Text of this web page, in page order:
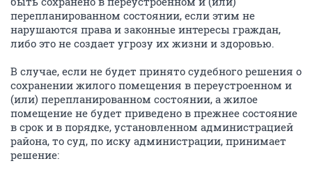
перепланированном состоянии, если этим не
нарушаются права и законные интересы граждан,
либо это не создает угрозу их жизни и здоровью.
В случае, если не будет принято судебного решения о
сохранении жилого помещения в переустроенном и
(или) перепланированном состоянии, а жилое
помещение не будет приведено в прежнее состояние
в срок и в порядке, установленном администрацией
района, то суд, по иску администрации, принимает
решение: